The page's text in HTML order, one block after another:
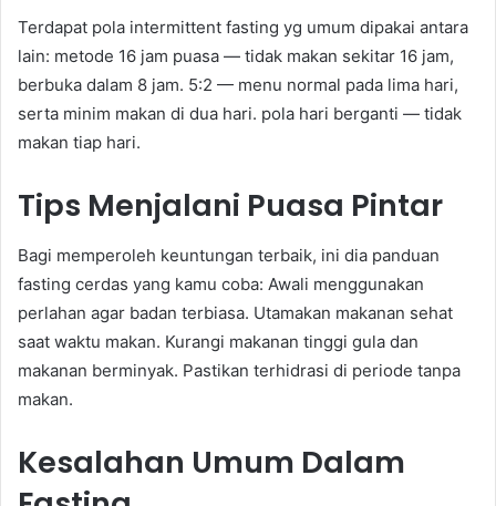
Terdapat pola intermittent fasting yg umum dipakai antara
lain: metode 16 jam puasa — tidak makan sekitar 16 jam,
berbuka dalam 8 jam. 5:2 — menu normal pada lima hari,
serta minim makan di dua hari. pola hari berganti — tidak
makan tiap hari.
Tips Menjalani Puasa Pintar
Bagi memperoleh keuntungan terbaik, ini dia panduan
fasting cerdas yang kamu coba: Awali menggunakan
perlahan agar badan terbiasa. Utamakan makanan sehat
saat waktu makan. Kurangi makanan tinggi gula dan
makanan berminyak. Pastikan terhidrasi di periode tanpa
makan.
Kesalahan Umum Dalam